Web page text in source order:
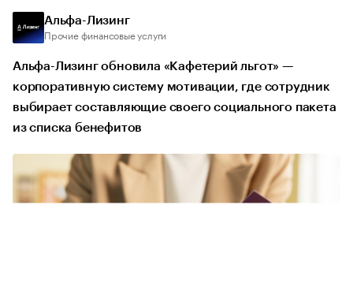
Альфа-Лизинг
Прочие финансовые услуги
Альфа-Лизинг обновила «Кафетерий льгот» —
корпоративную систему мотивации, где сотрудник
выбирает составляющие своего социального пакета
из списка бенефитов